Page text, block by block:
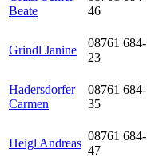
Beate
46
Grindl Janine
08761 684-
23
Hadersdorfer
Carmen
08761 684-
35
Heigl Andreas
08761 684-
47